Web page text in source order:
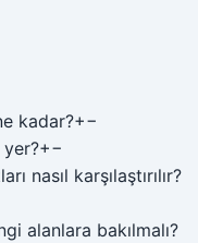
kadar?+−
yer?+−
nasıl karşılaştırılır?
alanlara bakılmalı?